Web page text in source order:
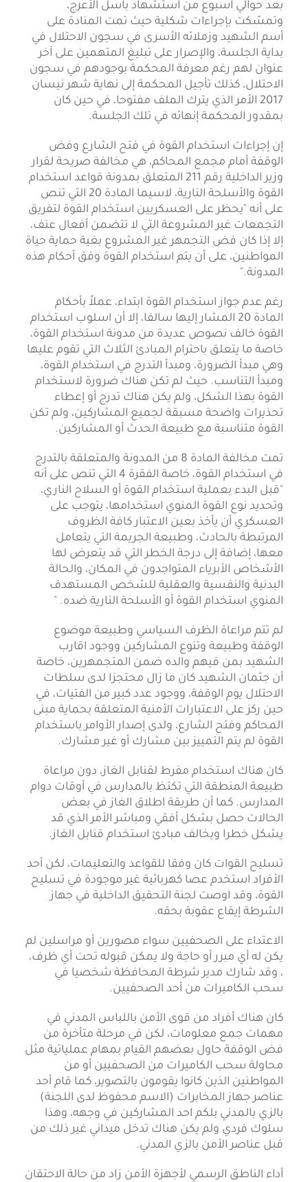
بعد حوالي اسبوع من استشهاد باسل الأعرج،
وتمسّكت بإجراءات شكلية حيث تمت المنادة على
أسم الشهيد وزملائه الأسرى في سجون الاحتلال في
بداية الجلسة، والإصرار على تبليغ المتهمين على آخر
عنوان لهم رغم معرفة المحكمة بوجودهم في سجون
الاحتلال، كذلك تأجيل المحكمة إلى نهاية شهر نيسان
2017 الأمر الذي يترك الملف مفتوحا، في حين كان
بمقدور المحكمة إنهائه في تلك الجلسة.
إن إجراءات استخدام القوة في فتح الشارع وفض
الوقفة أمام مجمع المحاكم، هي مخالفة صريحة لقرار
وزير الداخلية رقم 211 المتعلق بمدونة قواعد استخدام
القوة والأسلحة النارية، لاسيما المادة 20 التي تنص
على أنه "يحظر على العسكريين استخدام القوة لتفريق
التجمعات غير المشروعة التي لا تتضمن أفعال عنف،
إلا إذا كان فض التجمهر غير المشروع بغية حماية حياة
المواطنين، على أن يتم استخدام القوة وفق أحكام هذه
المدونة."
رغم عدم جواز استخدام القوة ابتداء، عملاً بأحكام
المادة 20 المشار إليها سالفا، إلا أن اسلوب استخدام
القوة خالف نصوص عديدة من مدونة استخدام القوة،
خاصة ما يتعلق باحترام المبادئ الثلاث التي تقوم عليها
وهي مبدأ الضرورة، ومبدأ التدرج في استخدام القوة،
ومبدأ التناسب. حيث لم تكن هناك ضرورة لاستخدام
القوة بهذا الشكل، ولم يكن هناك تدرج أو إعطاء
تحذيرات واضحة مسبقة لجميع المشاركين، ولم تكن
القوة متناسبة مع طبيعة الحدث أو المشاركين.
تمت مخالفة المادة 8 من المدونة والمتعلقة بالتدرج
في استخدام القوة، خاصة الفقرة 4 التي تنص على أنه
"قبل البدء بعملية استخدام القوة أو السلاح الناري،
وتحديد نوع القوة المنوي استخدامها، يتوجب على
العسكري أن يأخذ بعين الاعتبار كافة الظروف
المرتبطة بالحادث، وطبيعة الجريمة التي يتعامل
معها، إضافة إلى درجة الخطر التي قد يتعرض لها
الأشخاص الأبرياء المتواجدون في المكان، والحالة
البدنية والنفسية والعقلية للشخص المستهدف
المنوي استخدام القوة أو الأسلحة النارية ضده. "
لم تتم مراعاة الظرف السياسي وطبيعة موضوع
الوقفة وطبيعة وتنوع المشاركين ووجود اقارب
الشهيد بمن فيهم والده ضمن المتجمهرين، خاصة
أن جثمان الشهيد كان ما زال محتجزا لدى سلطات
الاحتلال يوم الوقفة، ووجود عدد كبير من الفتيات، في
حين ركز على الاعتبارات الأمنية المتعلقة بحماية مبنى
المحاكم وفتح الشارع، ولدى إصدار الأوامر باستخدام
القوة لم يتم التمييز بين مشارك أو غير مشارك.
كان هناك استخدام مفرط لقنابل الغاز، دون مراعاة
طبيعة المنطقة التي تكتظ بالمدارس في أوقات دوام
المدارس. كما أن طريقة اطلاق الغاز في بعض
الحالات حصل بشكل أفقي ومباشر الأمر الذي قد
يشكل خطرا ويخالف مبادئ استخدام قنابل الغاز.
تسليح القوات كان وفقا للقواعد والتعليمات، لكن أحد
الأفراد استخدم عصا كهربائية غير موجودة في تسليح
القوة، وقد اوصت لجنة التحقيق الداخلية في جهاز
الشرطة إيقاع عقوبة بحقه.
الاعتداء على الصحفيين سواء مصورين أو مراسلين لم
يكن له أي مبرر أو حاجة ولا يمكن قبوله تحت أي ظرف،
، وقد شارك مدير شرطة المحافظة شخصيا في
سحب الكاميرات من أحد الصحفيين.
كان هناك أفراد من قوى الأمن باللباس المدني في
مهمات جمع معلومات، لكن في مرحلة متأخرة من
فض الوقفة حاول بعضهم القيام بمهام عملياتية مثل
محاولة سحب الكاميرات من الصحفيين أو من
المواطنين الذين كانوا يقومون بالتصوير، كما قام أحد
عناصر جهاز المخابرات (الاسم محفوظ لدى اللجنة)
بالزي بالمدني بلكم احد المشاركين في وجهه، وهذا
سلوك فردي ولم يكن هناك تدخل ميداني غير ذلك من
قبل عناصر الأمن بالزي المدني.
أداء الناطق الرسمي لأجهزة الأمن زاد من حالة الاحتقان